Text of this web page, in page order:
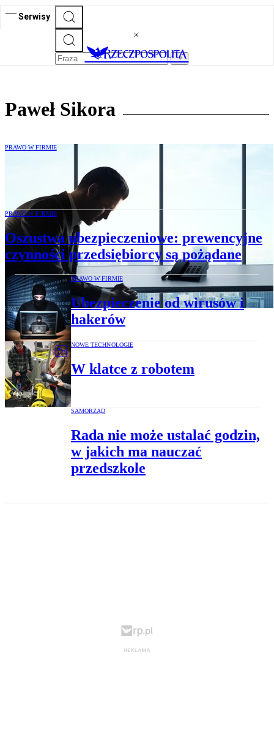
Serwisy
Paweł Sikora
PRAWO W FIRMIE
Oszustwo ubezpieczeniowe - czym jest
PRAWO W FIRMIE
Oszustwa ubezpieczeniowe: prewencyjne
czynności przedsiębiorcy są pożądane
PRAWO W FIRMIE
Ubezpieczenie od wirusów i
hakerów
NOWE TECHNOLOGIE
W klatce z robotem
SAMORZĄD
Rada nie może ustalać godzin,
w jakich ma nauczać
przedszkole